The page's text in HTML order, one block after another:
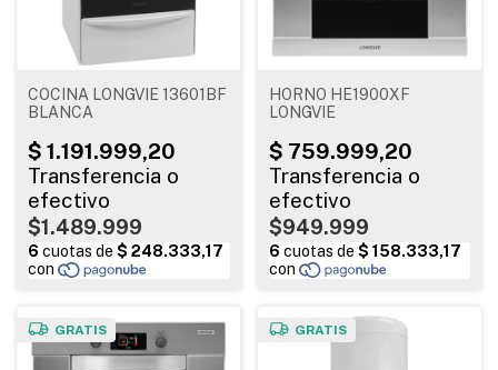
COCINA LONGVIE 13601BF
BLANCA
$1.489.999
HORNO HE1900XF
LONGVIE
$949.999
GRATIS GRATIS